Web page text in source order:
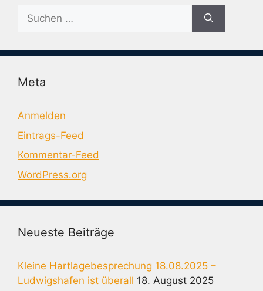
Suche
nach:
Meta
Anmelden
Eintrags-Feed
Kommentar-Feed
WordPress.org
Neueste Beiträge
Kleine Hartlagebesprechung 18.08.2025 –
Ludwigshafen ist überall 18. August 2025